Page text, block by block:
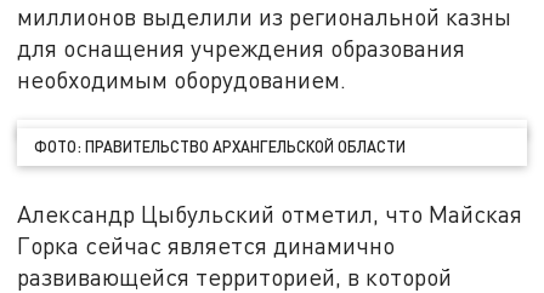
миллионов выделили из региональной казны
для оснащения учреждения образования
необходимым оборудованием.
ФОТО: ПРАВИТЕЛЬСТВО АРХАНГЕЛЬСКОЙ ОБЛАСТИ
Александр Цыбульский отметил, что Майская
Горка сейчас является динамично
развивающейся территорией, в которой